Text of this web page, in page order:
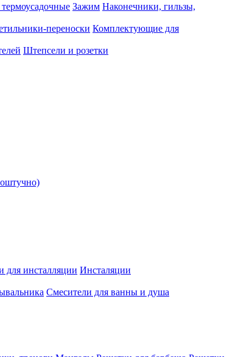
Зажим Наконечники, гильзы,
переноски Комплектующие для
Штепсели и розетки
для инсталляции Инсталяции
Смесители для ванны и душа